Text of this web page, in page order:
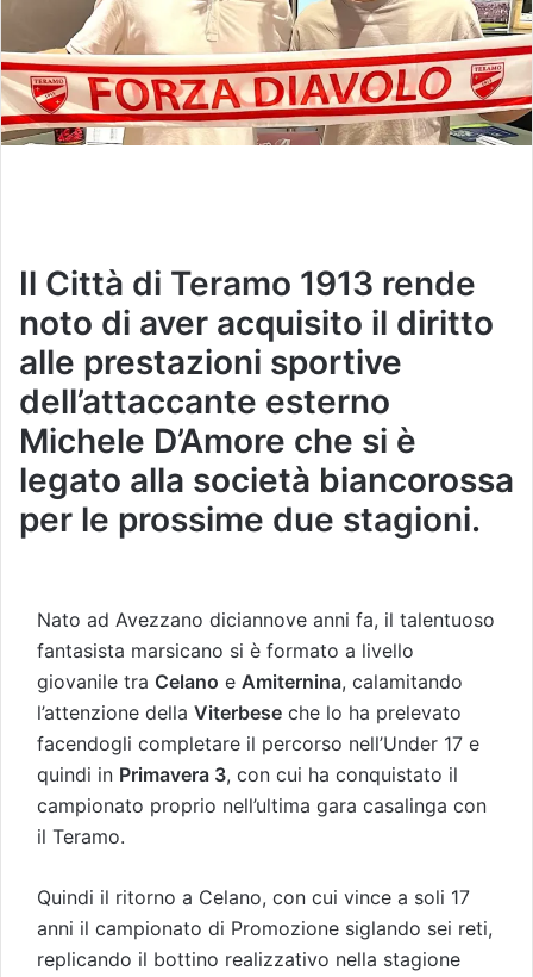
l
Il Città di Teramo 1913 rende
noto di aver acquisito il diritto
alle prestazioni sportive
dell’attaccante esterno
Michele D’Amore che si è
legato alla società biancorossa
per le prossime due stagioni.
Nato ad Avezzano diciannove anni fa, il talentuoso
fantasista marsicano si è formato a livello
giovanile tra Celano e Amiternina, calamitando
l’attenzione della Viterbese che lo ha prelevato
facendogli completare il percorso nell’Under 17 e
quindi in Primavera 3, con cui ha conquistato il
campionato proprio nell’ultima gara casalinga con
il Teramo.
Quindi il ritorno a Celano, con cui vince a soli 17
anni il campionato di Promozione siglando sei reti,
replicando il bottino realizzativo nella stagione